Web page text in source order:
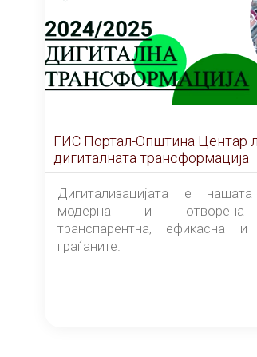
ГИС Портал-Општина Центар
дигиталната трансформација
Дигитализацијата е
модерна и отворена
транспарентна, ефикасна
граѓаните.